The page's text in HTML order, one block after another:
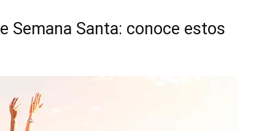
Semana Santa: conoce estos